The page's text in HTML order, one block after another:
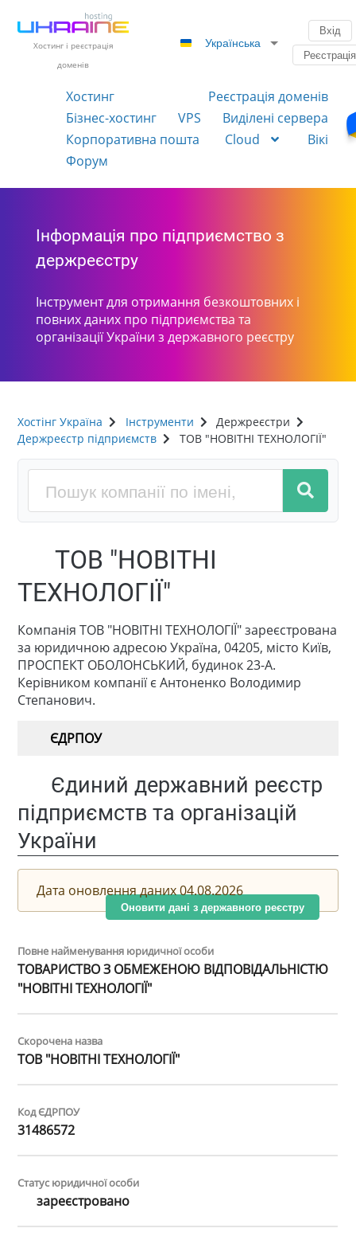
Хостинг і реєстрація
доменів
Українська
Вхід
Реєстрація
Хостинг
Реєстрація доменів
Бізнес-хостинг
VPS
Виділені сервера
Корпоративна пошта
Cloud
Вікі
Форум
Інформація про підприємство з
держреєстру
Інструмент для отримання безкоштовних і
повних даних про підприємства та
організації України з державного реєстру
Хостінг Україна Інструменти
Держреєстри
Держреєстр підприємств
ТОВ "НОВІТНІ ТЕХНОЛОГІЇ"
ТОВ "НОВІТНІ
ТЕХНОЛОГІЇ"
Компанія ТОВ "НОВІТНІ ТЕХНОЛОГІЇ" зареєстрована
за юридичною адресою Україна, 04205, місто Київ,
ПРОСПЕКТ ОБОЛОНСЬКИЙ, будинок 23-А.
Керівником компанії є Антоненко Володимир
Степанович.
ЄДРПОУ
Єдиний державний реєстр
підприємств та організацій
України
Дата оновлення даних 04.08.2026
Оновити дані з державного реєстру
Повне найменування юридичної особи
ТОВАРИСТВО З ОБМЕЖЕНОЮ ВІДПОВІДАЛЬНІСТЮ
"НОВІТНІ ТЕХНОЛОГІЇ"
Скорочена назва
ТОВ "НОВІТНІ ТЕХНОЛОГІЇ"
Код ЄДРПОУ
31486572
Статус юридичної особи
зареєстровано